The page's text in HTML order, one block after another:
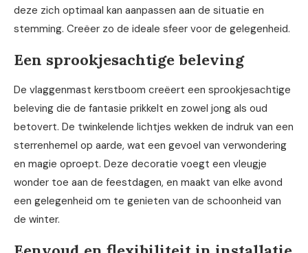
deze zich optimaal kan aanpassen aan de situatie en
stemming. Creëer zo de ideale sfeer voor de gelegenheid.
Een sprookjesachtige beleving
De vlaggenmast kerstboom creëert een sprookjesachtige
beleving die de fantasie prikkelt en zowel jong als oud
betovert. De twinkelende lichtjes wekken de indruk van een
sterrenhemel op aarde, wat een gevoel van verwondering
en magie oproept. Deze decoratie voegt een vleugje
wonder toe aan de feestdagen, en maakt van elke avond
een gelegenheid om te genieten van de schoonheid van
de winter.